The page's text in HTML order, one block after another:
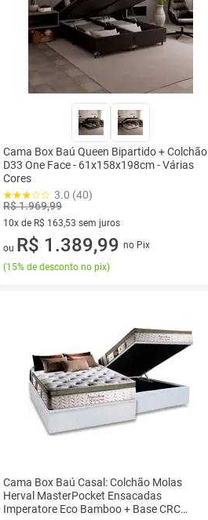
Cama Box Baú Queen Bipartido + Colchão
D33 One Face - 61x158x198cm - Várias
Cores
3.0 (40)
R$ 1.969,99
10x de R$ 163,53 sem juros
10 vez de R$ 163,53 sem juros
ou R$ 1.389,99 no Pix
(15% de desconto no pix)
Cama Box Baú Casal: Colchão Molas
Herval MasterPocket Ensacadas
Imperatore Eco Bamboo + Base CRC